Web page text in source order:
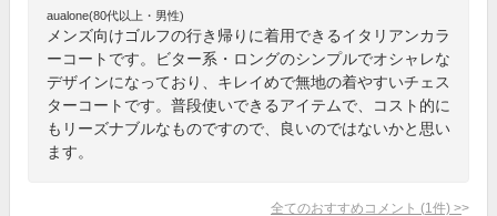
aualone(80代以上・男性)
メンズ向けゴルフの行き帰りに着用できるイタリアンカラ
ーコートです。ビター系・ロングのシンプルでオシャレな
デザインになっており、キレイめで無地の着やすいチェス
ターコートです。普段使いできるアイテムで、コスト的に
もリーズナブルなものですので、良いのではないかと思い
ます。
全てのおすすめコメント (1 件) >